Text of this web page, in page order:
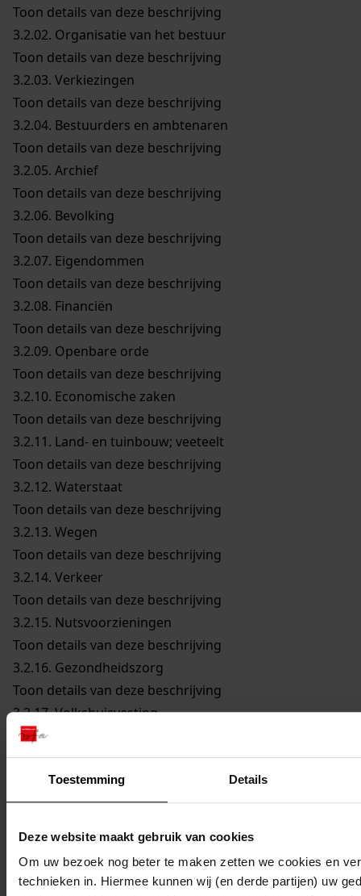
Toestemming Details
Deze website maakt gebruik van cookies
Om uw bezoek nog beter te maken zetten we cookies en
technieken in. Hiermee kunnen wij (en derde partijen) uw
Toon details van deze beschrijving
3.2.02. Organisatie van het bestuur
Toon details van deze beschrijving
3.2.03. Verkiezingen
Toon details van deze beschrijving
3.2.04. Bestuurders en ambtenaren
Toon details van deze beschrijving
3.2.05. Archief
Toon details van deze beschrijving
3.2.06. Bevolking
Toon details van deze beschrijving
3.2.07. Eigendommen
Toon details van deze beschrijving
3.2.08. Financiën
Toon details van deze beschrijving
3.2.09. Openbare orde
Toon details van deze beschrijving
3.2.10. Economische zaken
Toon details van deze beschrijving
3.2.11. Land- en tuinbouw; veeteelt
Toon details van deze beschrijving
3.2.12. Waterstaat
Toon details van deze beschrijving
3.2.13. Wegen
Toon details van deze beschrijving
3.2.14. Verkeer
Toon details van deze beschrijving
3.2.15. Nutsvoorzieningen
Toon details van deze beschrijving
3.2.16. Gezondheidszorg
Toon details van deze beschrijving
3.2.17.Volkshuisvesting
Toon details van deze beschrijving
3.2.18.Onderwijs
Toon details van deze beschrijving
3.2.19.Arbeid
Toon details van deze beschrijving